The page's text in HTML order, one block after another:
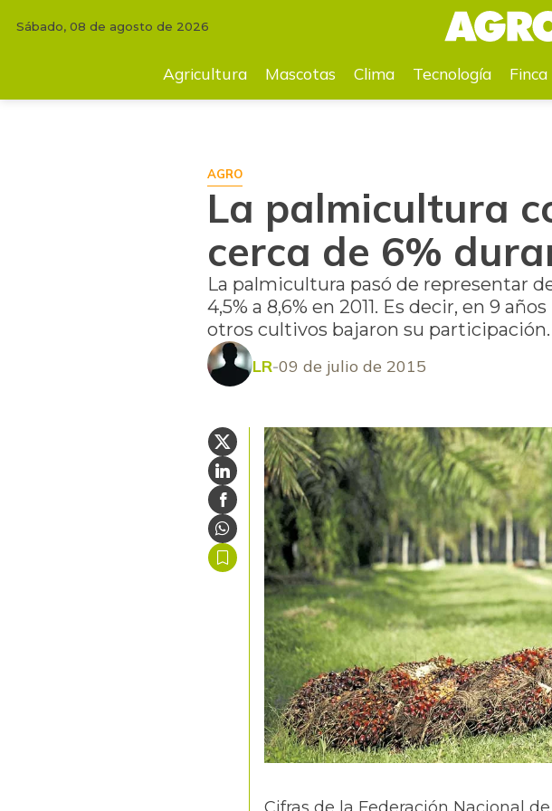
La palmicultura colombiana crecerá cerca de 6% durante este año
Sábado, 08 de agosto de 2026
Agricultura Mascotas Clima Tecnología Finca
AGRO
La palmicultura
cerca de 6%
La palmicultura pasó de representar
4,5% a 8,6% en 2011. Es decir, en 9
otros cultivos bajaron su participación.
LR 09 de julio de 2015